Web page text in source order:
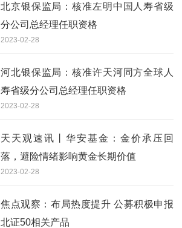
北京银保监局：核准左明中国人寿省级
分公司总经理任职资格
2023-02-28
河北银保监局：核准许天河同方全球人
寿省级分公司总经理任职资格
2023-02-28
天天观速讯丨华安基金：金价承压回
落，避险情绪影响黄金长期价值
2023-02-28
焦点观察：布局热度提升 公募积极申报
北证50相关产品